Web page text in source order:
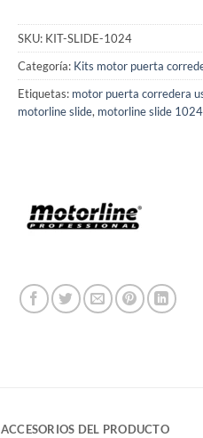
SKU: KIT-SLIDE-1024
Categoría: Kits motor puerta
Etiquetas: motor puerta corredera
motorline slide, motorline slide 1024
ACCESORIOS DEL PRODUCTO